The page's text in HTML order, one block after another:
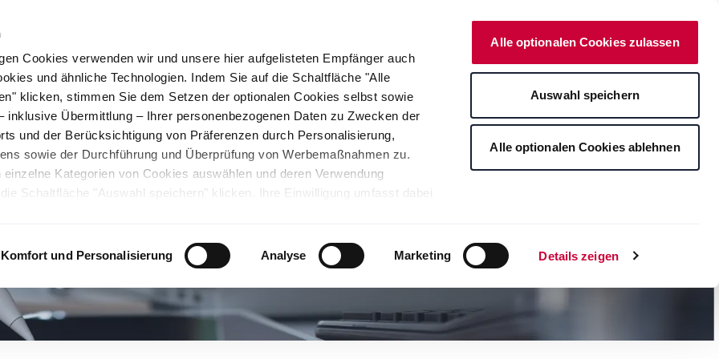
Cookies verwenden wir und unsere hier aufgelisteten Empfänger auch
und ähnliche Technologien. Indem Sie auf die Schaltfläche "Alle
klicken, stimmen Sie dem Setzen der optionalen Cookies selbst sowie
inklusive Übermittlung – Ihrer personenbezogenen Daten zu Zwecken der
und der Berücksichtigung von Präferenzen durch Personalisierung,
sowie der Durchführung und Überprüfung von Werbemaßnahmen zu.
Kategorien von Cookies auswählen und deren Verwendung
Schaltfläche "Auswahl speichern" klicken. Ihre Einwilligung umfasst dabei
können und Ihre Datenschutzrechte eingeschränkt sind. Weitere
Cookies und ähnlichen Technologien sowie zur Verarbeitung Ihrer
z.B. zu den verarbeiteten Daten, den Speicherdauern und den
Sie durch Anklicken von "Details zeigen" oder durch Aufrufen
, die am Ende der Webseite verlinkt ist, wählen und finden. Je nach den
Komfort und Personalisierung Analyse Marketing Details zeigen
Alle optionalen Cookies zulassen
Auswahl speichern
Alle optionalen Cookies ablehnen
Stahl Nachhaltigkeit Karriere Standorte